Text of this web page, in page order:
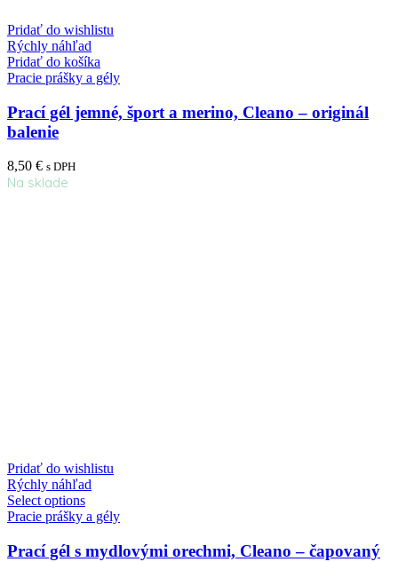
Pridať do wishlistu
Rýchly náhľad
Pridať do košíka
Pracie prášky a gély
Prací gél jemné, šport a merino, Cleano – originál
balenie
8,50 € s DPH
Na sklade
Pridať do wishlistu
Rýchly náhľad
Select options
Pracie prášky a gély
Prací gél s mydlovými orechmi, Cleano – čapovaný